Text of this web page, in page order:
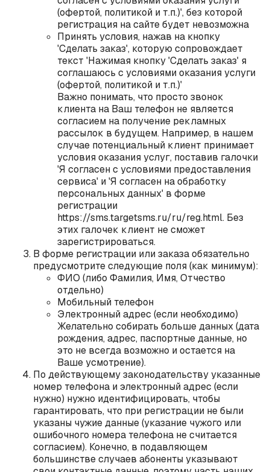
(офертой, политикой и т.п.)', без которой
регистрация на сайте будет невозможна
Принять условия, нажав на кнопку
'Сделать заказ', которую сопровождает
текст 'Нажимая кнопку 'Сделать заказ' я
соглашаюсь с условиями оказания услуги
(офертой, политикой и т.п.)'
Важно понимать, что просто звонок
клиента на Ваш телефон не является
согласием на получение рекламных
рассылок в будущем. Например, в нашем
случае потенциальный клиент принимает
условия оказания услуг, поставив галочки
'Я согласен с условиями предоставления
сервиса' и 'Я согласен на обработку
персональных данных' в форме
регистрации
https://sms.targetsms.ru/ru/reg.html. Без
этих галочек клиент не сможет
зарегистрироваться.
В форме регистрации или заказа обязательно
предусмотрите следующие поля (как минимум):
ФИО (либо Фамилия, Имя, Отчество
отдельно)
Мобильный телефон
Электронный адрес (если необходимо)
Желательно собирать больше данных (дата
рождения, адрес, паспортные данные, но
это не всегда возможно и остается на
Ваше усмотрение).
По действующему законодательству указанные
номер телефона и электронный адрес (если
нужно) нужно идентифицировать, чтобы
гарантировать, что при регистрации не были
указаны чужие данные (указание чужого или
ошибочного номера телефона не считается
согласием). Конечно, в подавляющем
большинстве случаев абоненты указывают